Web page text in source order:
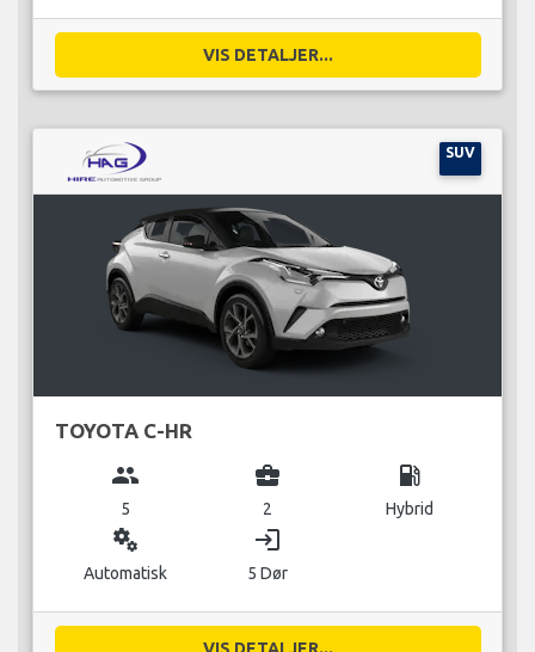
VIS DETALJER...
SUV
TOYOTA C-HR
group
5
business_center
2
local_gas_station
Hybrid
miscellaneous_services
Automatisk
login
5 Dør
VIS DETALJER...